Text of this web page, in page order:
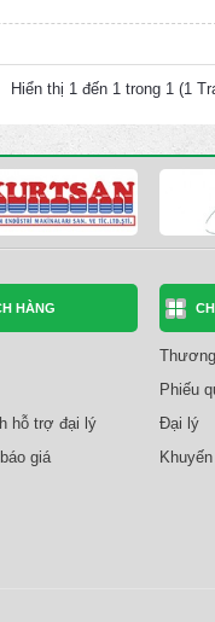
Hiển thị 1 đến 1 trong 1 (1
HÀNG
hỗ trợ đại lý
giá
Phiếu
Đại lý